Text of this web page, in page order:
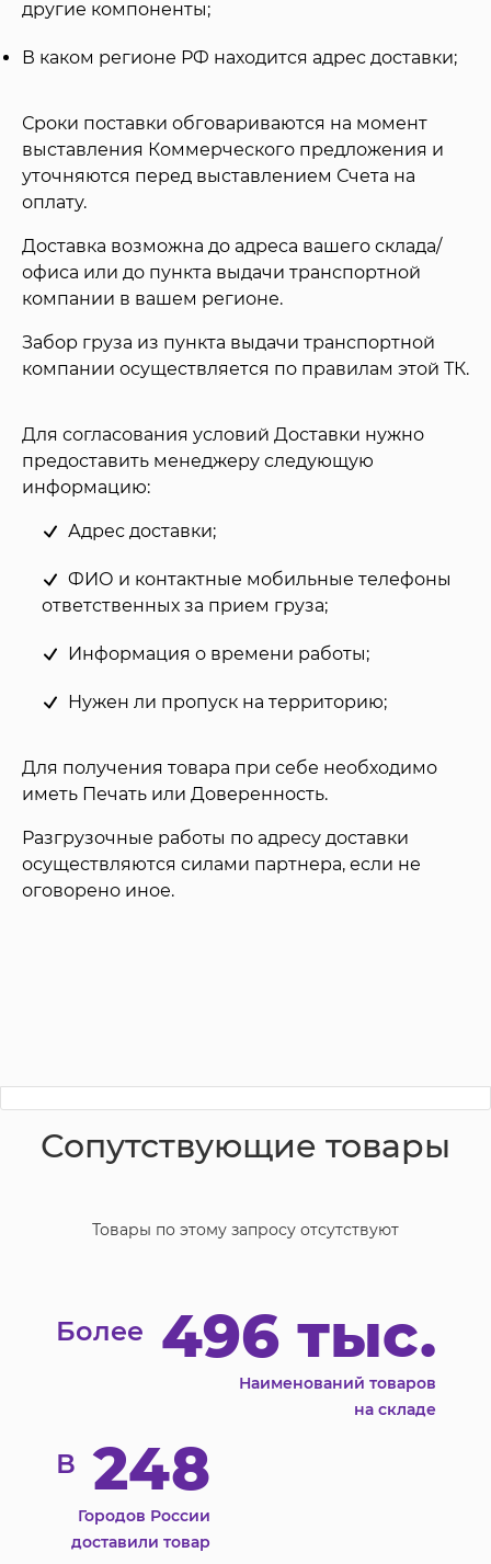
другие компоненты;
В каком регионе РФ находится адрес доставки;
Сроки поставки обговариваются на момент
выставления Коммерческого предложения и
уточняются перед выставлением Счета на
оплату.
Доставка возможна до адреса вашего склада/
офиса или до пункта выдачи транспортной
компании в вашем регионе.
Забор груза из пункта выдачи транспортной
компании осуществляется по правилам этой ТК.
Для согласования условий Доставки нужно
предоставить менеджеру следующую
информацию:
Адрес доставки;
ФИО и контактные мобильные телефоны
ответственных за прием груза;
Информация о времени работы;
Нужен ли пропуск на территорию;
Для получения товара при себе необходимо
иметь Печать или Доверенность.
Разгрузочные работы по адресу доставки
осуществляются силами партнера, если не
оговорено иное.
Сопутствующие товары
Товары по этому запросу отсутствуют
Более 496 тыс.
Наименований товаров
на складе
В 248
Городов России
доставили товар